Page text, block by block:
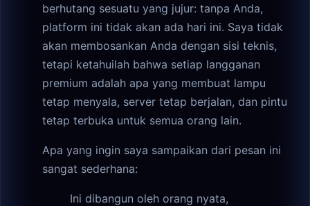
berhutang sesuatu yang jujur: tanpa Anda,
platform ini tidak akan ada hari ini. Saya tidak
akan membosankan Anda dengan sisi teknis,
tetapi ketahuilah bahwa setiap langganan
premium adalah apa yang membuat lampu
tetap menyala, server tetap berjalan, dan pintu
tetap terbuka untuk semua orang lain.
Apa yang ingin saya sampaikan dari pesan ini
sangat sederhana:
Ini dibangun oleh orang nyata,